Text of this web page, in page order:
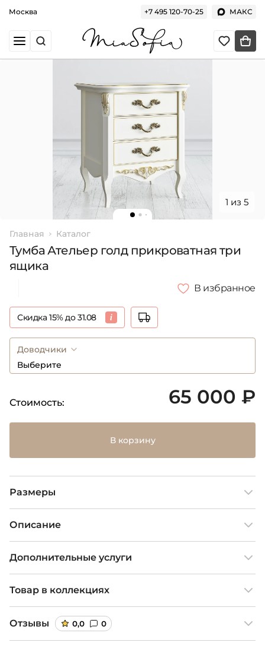
Москва +7 495 120-70-25 МАКС
1 из 5
Главная Каталог
Тумба Ательер голд прикроватная три
ящика
В избранное
Скидка 15% до 31.08
Доводчики
Выберите
Стоимость: 65 000 ₽
В корзину
Размеры
Описание
Дополнительные услуги
Товар в коллекциях
Отзывы 0,0 0